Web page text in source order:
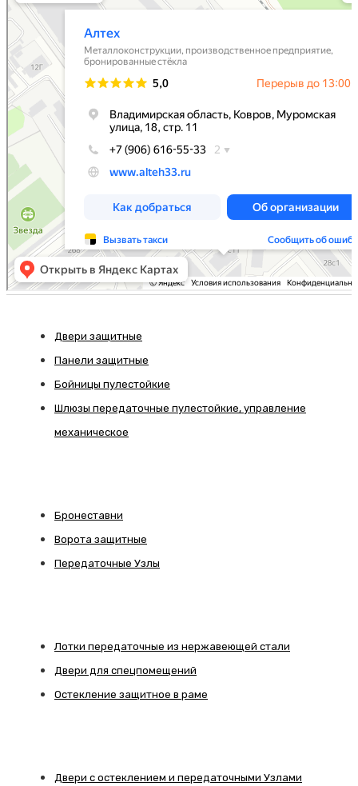
Двери защитные
Панели защитные
Бойницы пулестойкие
Шлюзы передаточные пулестойкие, управление
механическое
Бронеставни
Ворота защитные
Передаточные Узлы
Лотки передаточные из нержавеющей стали
Двери для спецпомещений
Остекление защитное в раме
Двери с остеклением и передаточными Узлами